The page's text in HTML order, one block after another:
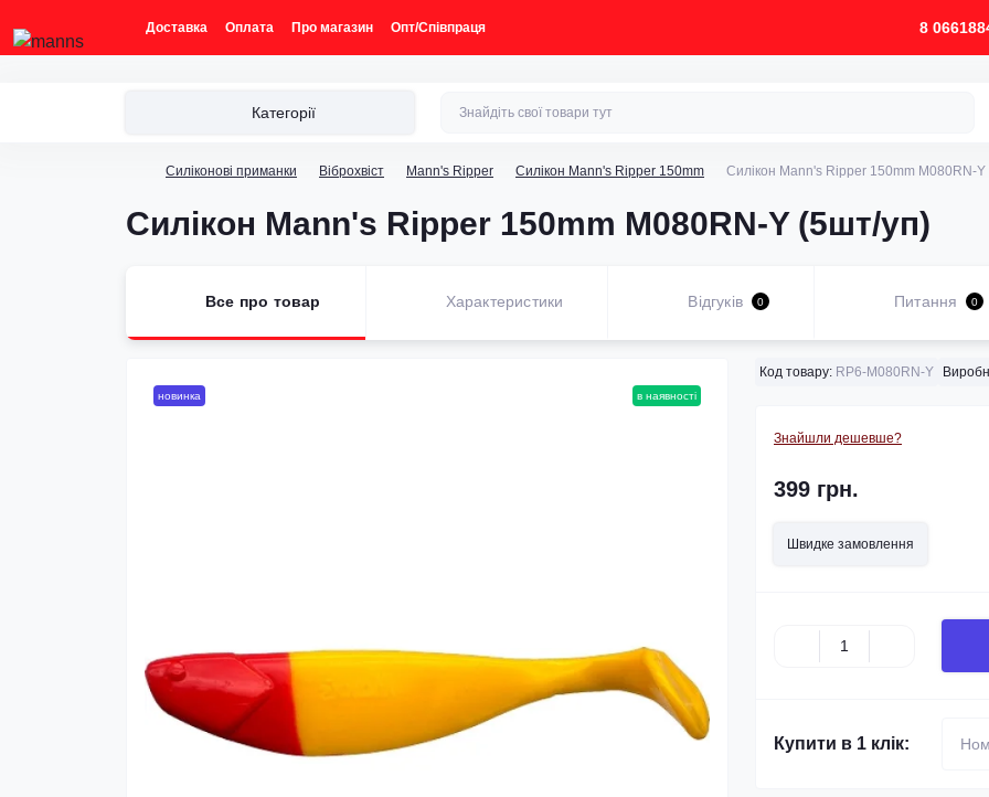
Доставка Оплата Про магазин Опт/Співпраця 8
Категорії
Силіконові приманки Віброхвіст Mann's Ripper Силікон­ Mann's Ripper 150mm Силікон Mann's Ripper 150mm M080RN-
Силікон Mann's Ripper 150mm M080RN-Y (5шт/уп)
Все про товар Характеристики Відгуків 0 Питання 0
новинка в наявності
Код товару: RP6-M080RN-Y
Знайшли дешевше?
399 грн.
Швидке замовлення
Купити в 1 клік: